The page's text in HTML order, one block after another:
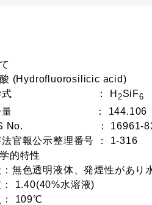
(Hydrofluorosilicic acid)
学式 ： H 2SiF6
量 ： 144.106
No. ： 16961-
官報公示整理番号 ： 1-316
的特性
無色透明液体、発煙性があり
： 1.40(40%水溶液)
： 109℃